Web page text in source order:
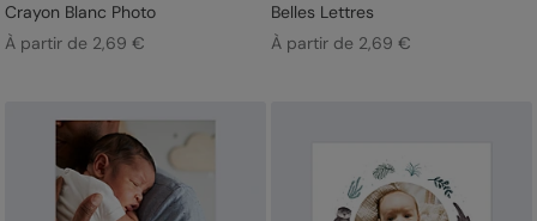
Crayon Blanc Photo
À partir de 2,69 €
Belles Lettres
À partir de 2,69 €